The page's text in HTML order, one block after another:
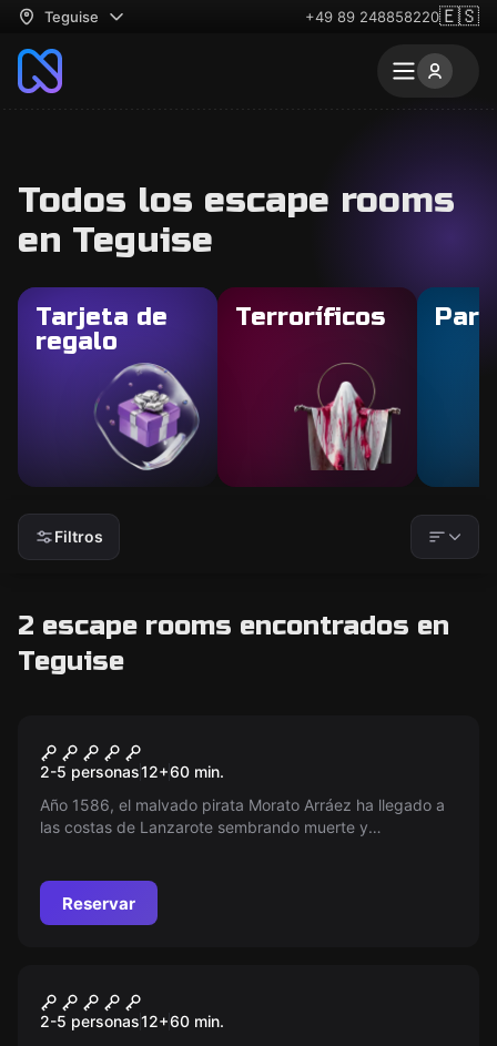
Teguise +49 89 248858220🇪🇸
Todos los escape rooms
en Teguise
Tarjeta de
regalo
Terroríficos
Filtros
2 escape rooms encontrados en
Teguise
Galleon The Raid
2-5 personas12+60 min.
Año 1586, el malvado pirata Morato Arráez ha llegado a
las costas de Lanzarote sembrando muerte y
corsarios?
Reservar
Ghost Shire
2-5 personas12+60 min.